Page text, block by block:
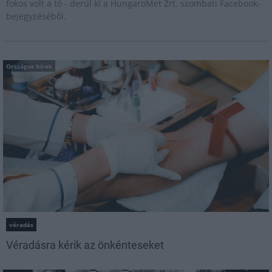
fokos volt a tó - derül ki a HungaroMet Zrt. szombati Facebook-
bejegyzéséből.
Országos hírek
véradás
Véradásra kérik az önkénteseket